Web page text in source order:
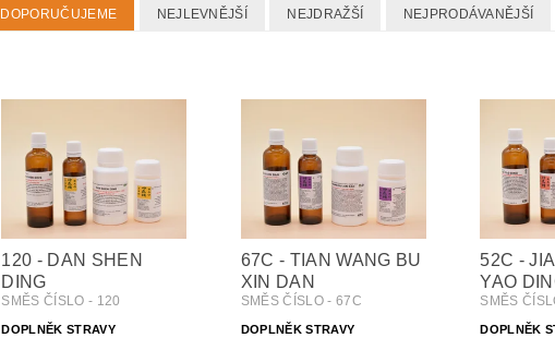
DOPORUČUJEME NEJLEVNĚJŠÍ NEJDRAŽŠÍ NEJPRODÁVANĚJŠÍ
120 - DAN SHEN
DING
SMĚS ČÍSLO - 120
DOPLNĚK STRAVY
67C - TIAN WANG BU
XIN DAN
SMĚS ČÍSLO - 67C
DOPLNĚK STRAVY
52C -
YAO
SMĚS
DOPLNĚK